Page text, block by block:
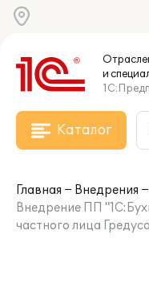
и
Каталог
Главная
Внедрения
Внедрение ПП
частного лица